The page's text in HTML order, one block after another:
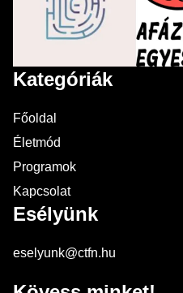
Kategóriák
Főoldal
Életmód
Programok
Kapcsolat
Esélyünk
eselyunk@ctfn.hu